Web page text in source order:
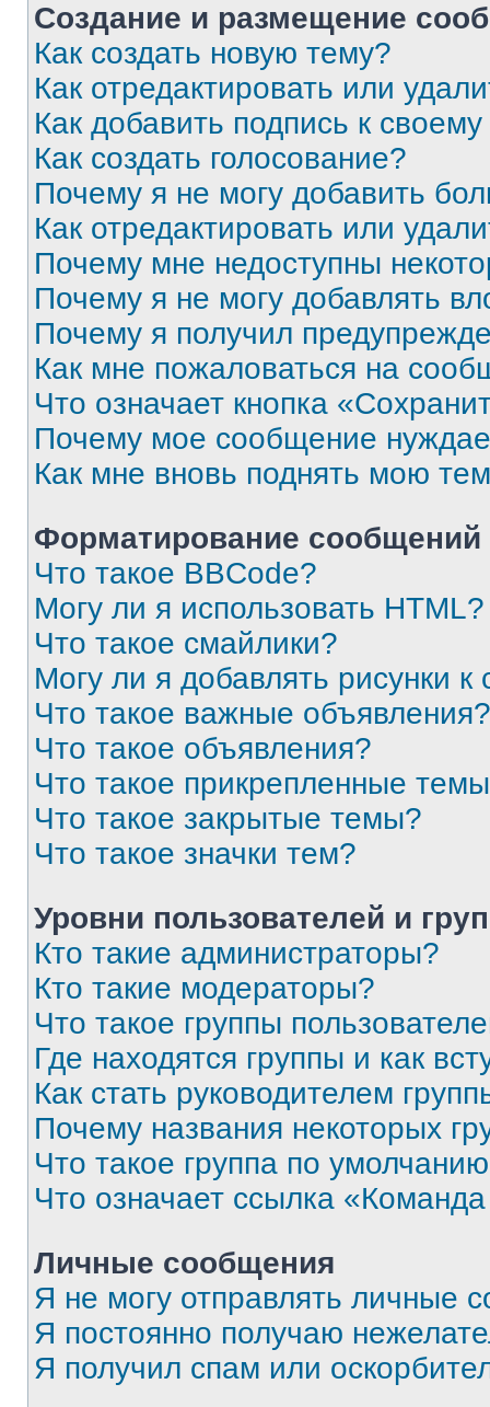
Создание и размещение
Как создать новую тему?
Как отредактировать или
Как добавить подпись к
Как создать голосование?
Почему я не могу добавить
Как отредактировать или
Почему мне недоступны
Почему я не могу добавлять
Почему я получил
Как мне пожаловаться на
Что означает кнопка
Почему мое сообщение
Как мне вновь поднять мою
Форматирование
Что такое BBCode?
Могу ли я использовать HTML?
Что такое смайлики?
Могу ли я добавлять рисунки
Что такое важные объявления?
Что такое объявления?
Что такое прикрепленные
Что такое закрытые темы?
Что такое значки тем?
Уровни пользователей и
Кто такие администраторы?
Кто такие модераторы?
Что такое группы
Где находятся группы и как
Как стать руководителем
Почему названия некоторых
Что такое группа по
Что означает ссылка
Личные сообщения
Я не могу отправлять личные
Я постоянно получаю
Я получил спам или